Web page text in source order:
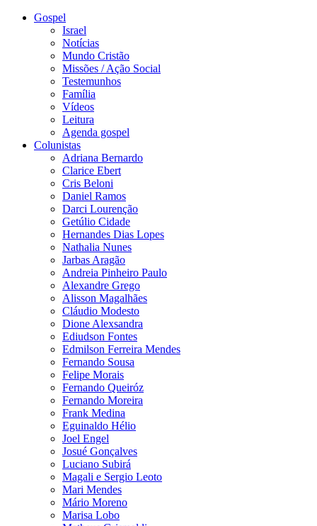
Gospel
Israel
Notícias
Mundo Cristão
Missões / Ação Social
Testemunhos
Família
Vídeos
Leitura
Agenda gospel
Colunistas
Adriana Bernardo
Clarice Ebert
Cris Beloni
Daniel Ramos
Darci Lourenção
Getúlio Cidade
Hernandes Dias Lopes
Nathalia Nunes
Jarbas Aragão
Andreia Pinheiro Paulo
Alexandre Grego
Alisson Magalhães
Cláudio Modesto
Dione Alexsandra
Ediudson Fontes
Edmilson Ferreira Mendes
Fernando Sousa
Felipe Morais
Fernando Queiróz
Fernando Moreira
Frank Medina
Eguinaldo Hélio
Joel Engel
Josué Gonçalves
Luciano Subirá
Magali e Sergio Leoto
Mari Mendes
Mário Moreno
Marisa Lobo